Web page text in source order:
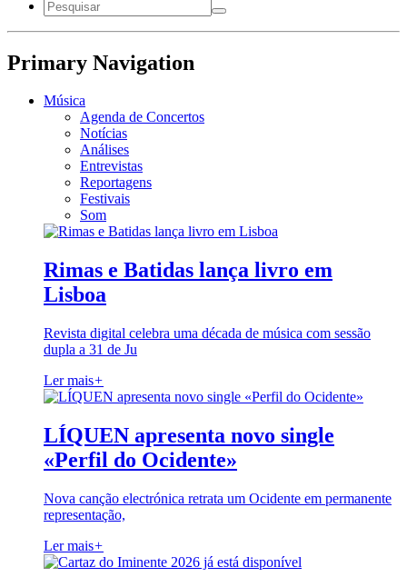
Primary Navigation
Música
Agenda de Concertos
Notícias
Análises
Entrevistas
Reportagens
Festivais
Som
Rimas e Batidas lança livro em
Lisboa
Revista digital celebra uma década de música com sessão
dupla a 31 de Ju
Ler mais+
LÍQUEN apresenta novo single
«Perfil do Ocidente»
Nova canção electrónica retrata um Ocidente em permanente
representação,
Ler mais+